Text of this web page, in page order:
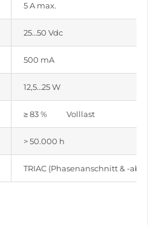
5 A max.
25…50 Vdc
500 mA
12,5…25 W
≥ 83 % Volllast
> 50.000 h
TRIAC (Phasenanschnitt & -